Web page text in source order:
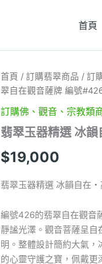
首頁
首頁 /訂購翡翠商品 /訂
翠自在觀音薩牌 編號
訂購佛、觀音、宗教類
翡翠玉器精選 冰
$19,000
翡翠玉器精選 冰韻自在
編號426的翡翠自在觀音
靜謐光澤。觀音菩薩呈
明。整體設計簡約大氣
的心靈守護之寶，佩戴更
翡
翠
玉
器
選
韻
在・
高
質
冰
透
翡